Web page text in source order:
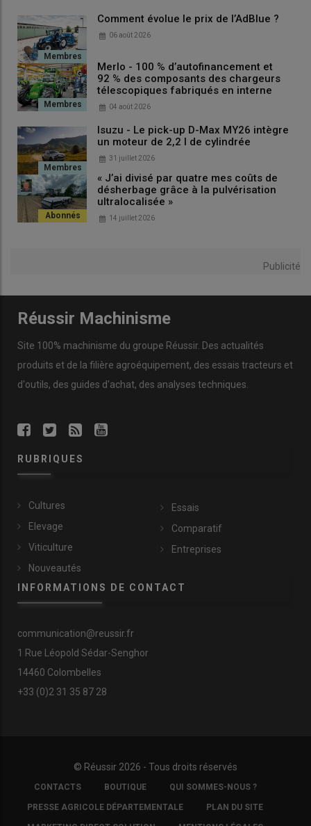
3 – Toutes les oreilles en
caoutchouc bien présentes
Le bec dispose au niveau de chaque rang de deux
convoyeuses. Ces oreilles sont importantes, car elles évitent
auxpanouillesde tomber à terre. Elles sont à remplacer
lorsqu’elles sont cassées ou perdues.
4 - Les chaînes cueilleuses dans
Durant l’hivernage, Olivier Jardin conseille de démonter toutes
leschaînes cueilleuseset de les mettre à tremper dans l’huile.
Cette opération évite qu’elles rouillent, mais aussi que leurs
Comment évolue le prix de l’AdBlue ?
06 août 2026
Merlo - 100 % d’autofinancement et
92 % des composants des chargeurs
télescopiques fabriqués en interne
04 août 2026
Isuzu - Le pick-up D-Max MY26 intègre
un moteur de 2,2 l de cylindrée
31 juillet 2026
« J’ai divisé par quatre mes coûts de
désherbage grâce à la pulvérisation
ultralocalisée »
14 juillet 2026
Publicité
Réussir Machinisme
Site 100% machinisme du groupe Réussir. Des actualités
produits et de la filière agroéquipement, des essais tracteurs et
d'outils, des guides d'achat, des analyses techniques.
RUBRIQUES
Cultures
Elevage
Viticulture
Nouveautés
Essais
Comparatif
Entreprises
INFORMATIONS DE CONTACT
communication@reussir.fr
1 Rue Léopold Sédar-Senghor
14460 Colombelles
+33 (0)2 31 35 87 28
© Réussir 2026 - Tous droits réservés
FOOTER
COPYRIGHT
CONTACTS BOUTIQUE QUI SOMMES-NOUS ?
PRESSE AGRICOLE DÉPARTEMENTALE PLAN DU SITE